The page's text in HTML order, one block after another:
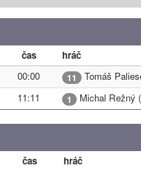
čas
hráč
00:00 11
Tomáš
11:11 1 Michal Režný
čas
hráč